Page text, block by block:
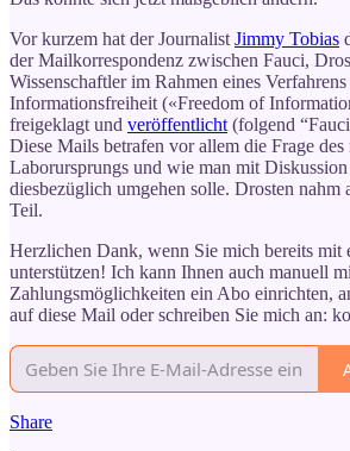
Vor kurzem hat der Journalist Jimmy Tobias
der Mailkorrespondenz zwischen Fauci,
Wissenschaftler im Rahmen eines
Informationsfreiheit («Freedom of
freigeklagt und veröffentlicht (folgend
Diese Mails betrafen vor allem die Frage des
Laborursprungs und wie man mit
diesbezüglich umgehen solle. Drosten nahm
Teil.
Herzlichen Dank, wenn Sie mich bereits mit
unterstützen! Ich kann Ihnen auch manuell
Zahlungsmöglichkeiten ein Abo einrichten,
auf diese Mail oder schreiben Sie mich an:
Share